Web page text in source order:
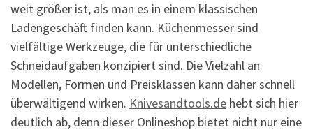
weit größer ist, als man es in einem klassischen
Ladengeschäft finden kann. Küchenmesser sind
vielfältige Werkzeuge, die für unterschiedliche
Schneidaufgaben konzipiert sind. Die Vielzahl an
Modellen, Formen und Preisklassen kann daher schnell
überwältigend wirken. Knivesandtools.de hebt sich hier
deutlich ab, denn dieser Onlineshop bietet nicht nur eine